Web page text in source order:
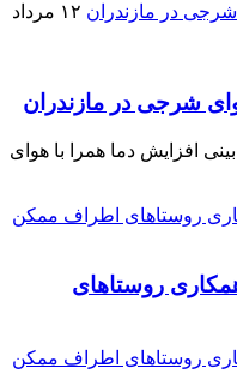
۱۲ مرداد
شرجی در مازندران
افزایش دما همرا با هوای
روستاهای